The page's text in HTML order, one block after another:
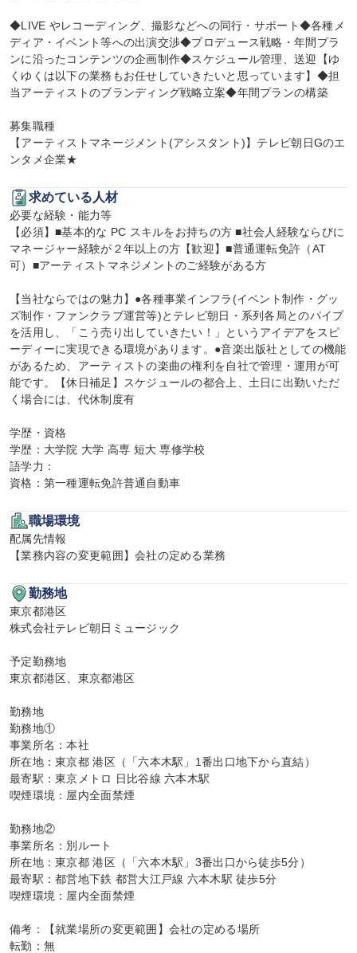
◆LIVE やレコーディング、撮影などへの同行・サポート◆各種メ
ディア・イベント等への出演交渉◆プロデュース戦略・年間プラ
ンに沿ったコンテンツの企画制作◆スケジュール管理、送迎【ゆ
くゆくは以下の業務もお任せしていきたいと思っています】◆担
当アーティストのブランディング戦略立案◆年間プランの構築
募集職種
【アーティストマネージメント(アシスタント)】テレビ朝日Gのエ
ンタメ企業★
求めている人材
必要な経験・能力等
【必須】■基本的な PC スキルをお持ちの方 ■社会人経験ならびに
マネージャー経験が２年以上の方【歓迎】■普通運転免許（AT
可）■アーティストマネジメントのご経験がある方
【当社ならではの魅力】●各種事業インフラ(イベント制作・グッ
ズ制作・ファンクラブ運営等)とテレビ朝日・系列各局とのパイプ
を活用し、「こう売り出していきたい！」というアイデアをスピ
ーディーに実現できる環境があります。●音楽出版社としての機能
があるため、アーティストの楽曲の権利を自社で管理・運用が可
能です。【休日補足】スケジュールの都合上、土日に出勤いただ
く場合には、代休制度有
学歴・資格
学歴：大学院 大学 高専 短大 専修学校
語学力：
資格：第一種運転免許普通自動車
職場環境
配属先情報
【業務内容の変更範囲】会社の定める業務
勤務地
東京都港区
株式会社テレビ朝日ミュージック
予定勤務地
東京都港区、東京都港区
勤務地
勤務地①
事業所名：本社
所在地：東京都 港区（「六本木駅」1番出口地下から直結）
最寄駅：東京メトロ 日比谷線 六本木駅
喫煙環境：屋内全面禁煙
勤務地②
事業所名：別ルート
所在地：東京都 港区（「六本木駅」3番出口から徒歩5分）
最寄駅：都営地下鉄 都営大江戸線 六本木駅 徒歩5分
喫煙環境：屋内全面禁煙
備考：【就業場所の変更範囲】会社の定める場所
転勤：無